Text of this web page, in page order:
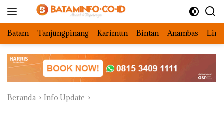
Batam Tanjungpinang Karimun Bintan Anambas
Beranda Info Update